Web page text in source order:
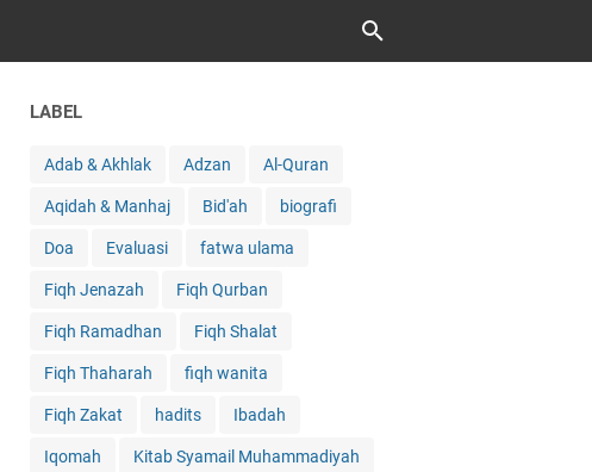
LABEL
Adab & Akhlak Adzan Al-Quran
Aqidah & Manhaj Bid'ah biografi
Doa Evaluasi fatwa ulama
Fiqh Jenazah Fiqh Qurban
Fiqh Ramadhan Fiqh Shalat
Fiqh Thaharah fiqh wanita
Fiqh Zakat hadits Ibadah
Iqomah Kitab Syamail Muhammadiyah